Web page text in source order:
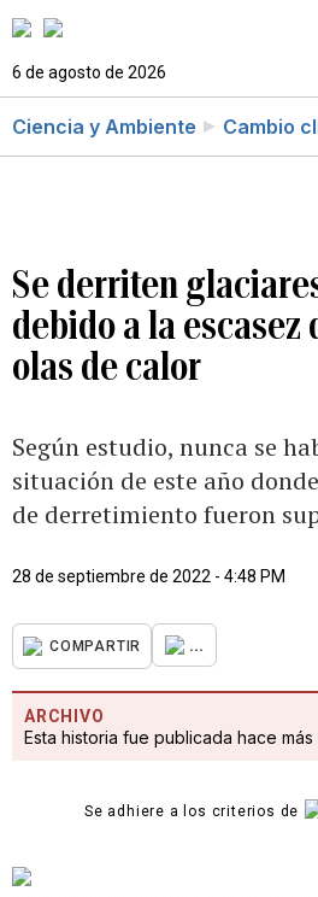
6 de agosto de 2026
Ciencia y Ambiente Cambio
Se derriten
debido a la escasez
olas de calor
Según estudio, nunca se
situación de este año
de derretimiento fueron
28 de septiembre de 2022 - 4:48 PM
COMPARTIR ...
ARCHIVO
Esta historia fue publicada hace más
Se adhiere a los criterios de